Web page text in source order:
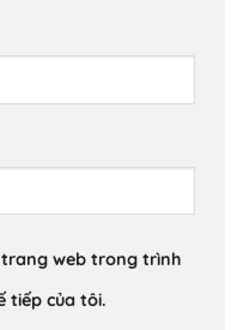
trang web trong trình
tiếp của tôi.